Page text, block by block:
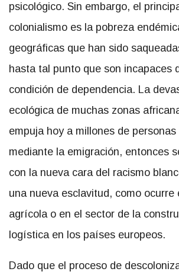
psicológico. Sin embargo, el
colonialismo es la pobreza
geográficas que han sido
hasta tal punto que son incapaces
condición de dependencia. La
ecológica de muchas zonas
empuja hoy a millones de
mediante la emigración, entonces
con la nueva cara del racismo
una nueva esclavitud, como ocurre
agrícola o en el sector de la
logística en los países europeos.
Dado que el proceso de